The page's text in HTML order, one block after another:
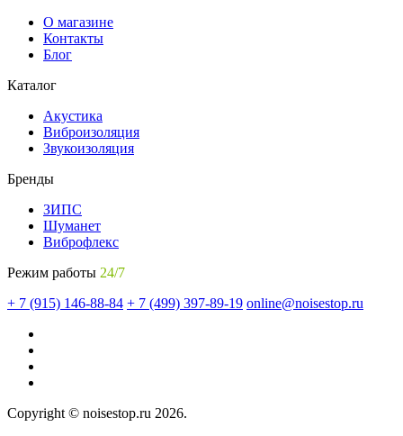
О магазине
Контакты
Блог
Каталог
Акустика
Виброизоляция
Звукоизоляция
Бренды
ЗИПС
Шуманет
Виброфлекс
Режим работы 24/7
+ 7 (915) 146-88-84 + 7 (499) 397-89-19 online@noisestop.ru
Copyright © noisestop.ru 2026.